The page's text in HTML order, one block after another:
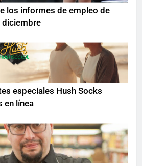
los informes de empleo de
diciembre
especiales Hush Socks
en línea